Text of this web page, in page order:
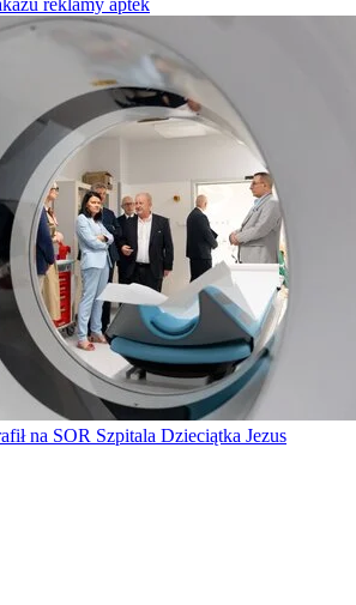
na SOR Szpitala Dzieciątka Jezus